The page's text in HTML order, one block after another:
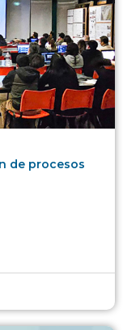
de procesos